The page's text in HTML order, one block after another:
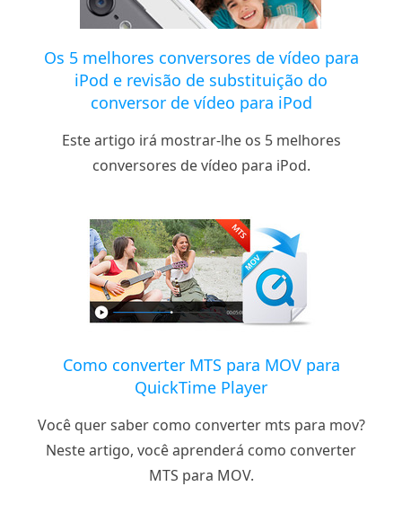
Os 5 melhores conversores de vídeo para
iPod e revisão de substituição do
conversor de vídeo para iPod
Este artigo irá mostrar-lhe os 5 melhores
conversores de vídeo para iPod.
Como converter MTS para MOV para
QuickTime Player
Você quer saber como converter mts para mov?
Neste artigo, você aprenderá como converter
MTS para MOV.